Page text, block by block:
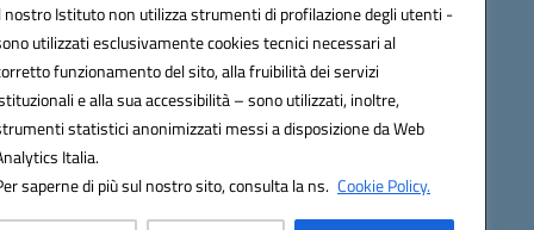
nostro Istituto non utilizza strumenti di profilazione degli utenti -
utilizzati esclusivamente cookies tecnici necessari al
funzionamento del sito, alla fruibilità dei servizi
e alla sua accessibilità – sono utilizzati, inoltre,
statistici anonimizzati messi a disposizione da Web
Italia.
saperne di più sul nostro sito, consulta la ns. Cookie Policy.